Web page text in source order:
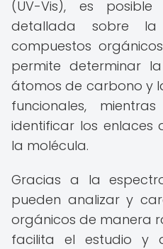
(UV-Vis), es posible
detallada sobre
compuestos
permite determinar
átomos de carbono y
funcionales,
identificar los enlaces
la molécula.
Gracias a la
pueden analizar y
orgánicos de manera
facilita el estudio y